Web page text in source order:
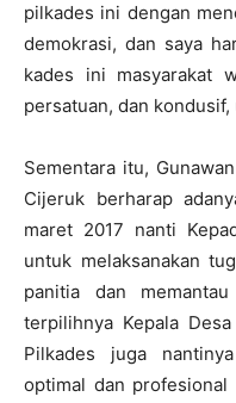
pilkades ini dengan
demokrasi, dan saya
kades ini masyarakat
persatuan, dan kondusif,
Sementara itu,
Cijeruk berharap
maret 2017 nanti
untuk melaksanakan
panitia dan
terpilihnya Kepala
Pilkades juga
optimal dan profesional